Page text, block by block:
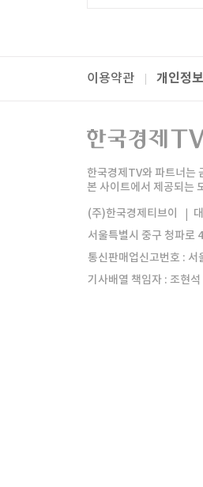
이용약관 개인정
패밀리사이
한국경제TV
한경미디어그룹
모바일앱
한국경제TV와 파트너는
본 사이트에서 제공되는
(주)한국경제티브이
서울특별시 중구 청파
통신판매업신고번호 :
기사배열 책임자 : 조현석